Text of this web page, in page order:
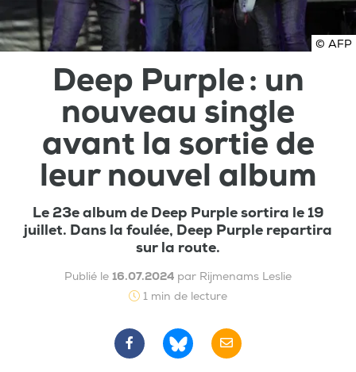
© AFP
Deep Purple : un
nouveau single
avant la sortie de
leur nouvel album
Le 23e album de Deep Purple sortira le 19
juillet. Dans la foulée, Deep Purple repartira
sur la route.
Publié le 16.07.2024 par Rijmenams Leslie
1 min de lecture